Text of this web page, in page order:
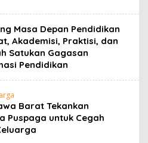
Masa Depan Pendidikan
Akademisi, Praktisi, dan
Satukan Gagasan
Pendidikan
Barat Tekankan
Puspaga untuk Cegah